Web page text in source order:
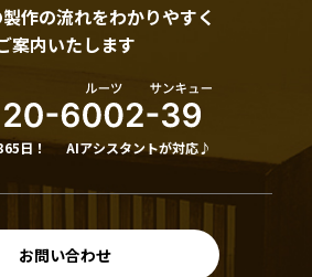
作の流れをわかりやすく
案内いたします
日！ AIアシスタントが対応♪
お問い合わせ